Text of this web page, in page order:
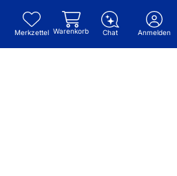
Merkzettel Warenkorb Chat Anmelden